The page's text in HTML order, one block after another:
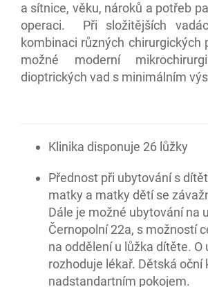
a sítnice, věku, nároků a potřeb
operaci. Při složitějších
kombinaci různých
možné moderní
dioptrických vad s minimálním
Klinika disponuje 26 lůžky
Přednost při ubytování s
matky a matky dětí se
Dále je možné ubytování na
Černopolní 22a, s možností
na oddělení u lůžka dítěte.
rozhoduje lékař. Dětská
nadstandartním pokojem.